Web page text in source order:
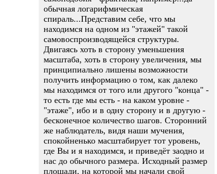
обычная логарифмическая
спираль...Представим себе, что мы
находимся на одном из "этажей" такой
самовоспроизводящейся структуры.
Двигаясь хоть в сторону уменьшения
масштаба, хоть в сторону увеличения, мы
принципиально лишены возможности
получить информацию о том, как далеко
мы находимся от того или другого "конца" -
то есть где мы есть - на каком уровне -
"этаже", ибо и в одну сторону и в другую -
бесконечное количество шагов. Сторонний
же наблюдатель, видя наши мучения,
спокойненько масштабирует тот уровень,
где Вы и я находимся, и приведёт заодно и
нас до обычного размера. Исходный размер
площади, на которой мы начали свой